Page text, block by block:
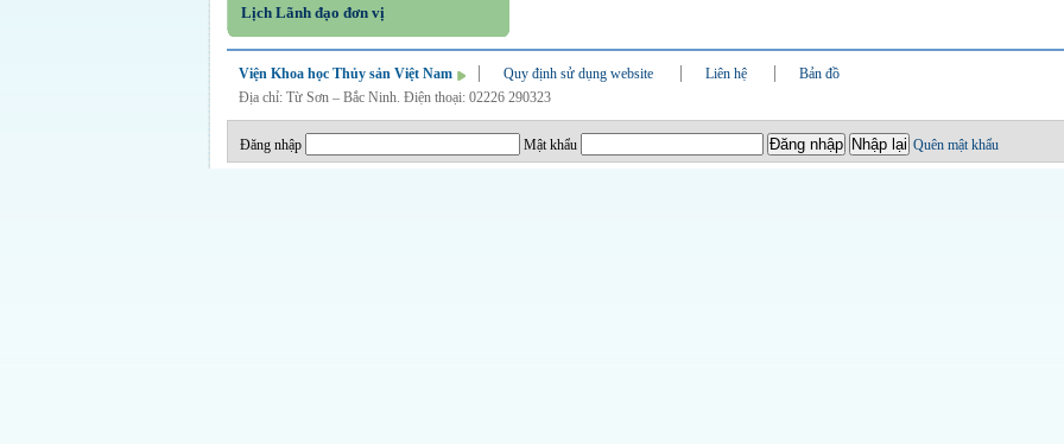
Lịch Lãnh đạo đơn vị
Viện Khoa học Thủy sản Việt Nam Quy định sử dụng website Liên hệ
Bản đồ
Địa chỉ: Từ Sơn – Bắc Ninh. Điện thoại: 02226 290323
Đăng nhập Mật khẩu Quên mật khẩu